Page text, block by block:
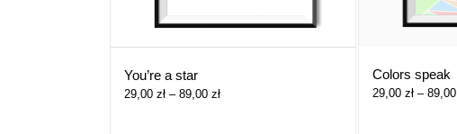
You’re a star
29,00 zł – 89,00 złZakres
Colors speak
29,00 zł – 89,00